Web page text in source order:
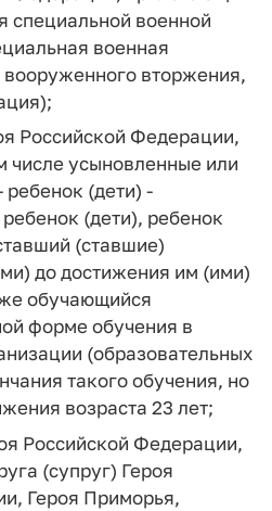
специальной военной
военная
вторжения,
Российской Федерации,
числе усыновленные или
(дети) -
(дети), ребенок
(ставшие)
до достижения им (ими)
обучающийся
форме обучения в
(образовательных
такого обучения, но
возраста 23 лет;
Российской Федерации,
(супруг) Героя
Героя Приморья,